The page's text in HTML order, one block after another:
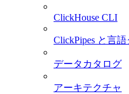
ClickHouse CLI
ClickPipes と言
データカタログ
アーキテクチャ